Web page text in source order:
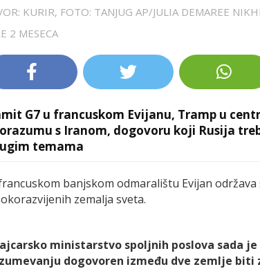
KURIR, FOTO: TANJUG AP/JULIA DEMAREE
2 MESECA
G7 u francuskom Evijanu, Tramp u
s Iranom, dogovoru koji Rusija
temama
banjskom odmaralištu Evijan
zemalja sveta.
ministarstvo spoljnih poslova sada
dogovoren između dve zemlje biti